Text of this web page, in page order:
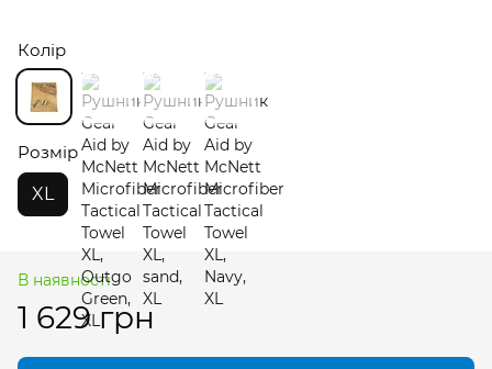
Колір
Розмір
XL
В наявності
1 629 грн